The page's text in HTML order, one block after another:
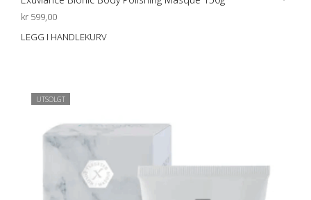
kr 599,00
LEGG I HANDLEKURV
UTSOLGT